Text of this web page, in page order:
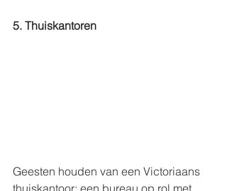
5. Thuiskantoren
Geesten houden van een Victoriaans
thuiskantoor: een bureau op rol met